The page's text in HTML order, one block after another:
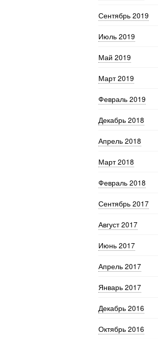
Сентябрь 2019
Июль 2019
Май 2019
Март 2019
Февраль 2019
Декабрь 2018
Апрель 2018
Март 2018
Февраль 2018
Сентябрь 2017
Август 2017
Июнь 2017
Апрель 2017
Январь 2017
Декабрь 2016
Октябрь 2016